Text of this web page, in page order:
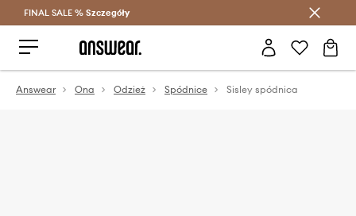
Oszczędzaj z Answear Club >
FINAL SALE % Szczegóły
Answear Ona Odzież Spódnice Sisley spódnica